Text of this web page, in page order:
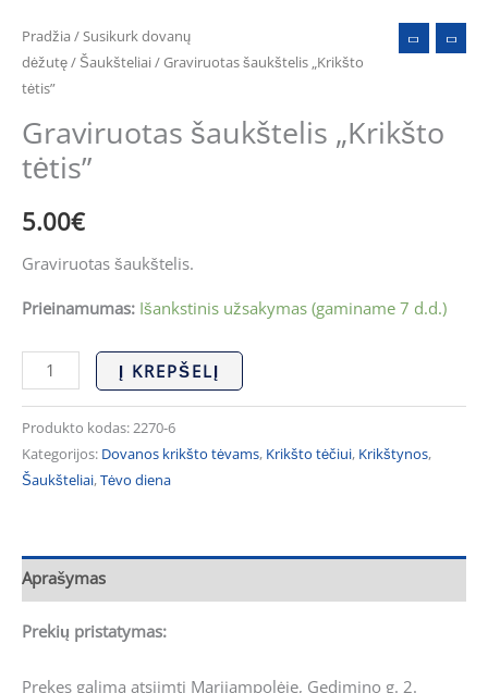
Pradžia /Susikurk dovanų
dėžutę/ Šaukšteliai/ Graviruotas šaukštelis „Krikšto
tėtis”
Graviruotas šaukštelis „Krikšto
tėtis”
5.00€
Graviruotas šaukštelis.
Prieinamumas: Išankstinis užsakymas (gaminame 7 d.d.)
Į KREPŠELĮ
Produkto kodas:2270-6
Kategorijos: Dovanos krikšto tėvams, Krikšto tėčiui, Krikštynos,
Šaukšteliai,Tėvo diena
Aprašymas
Prekių pristatymas:
Prekes galima atsiimti Marijampolėje, Gedimino g. 2.